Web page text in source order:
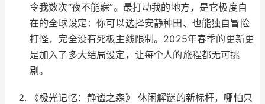
令我数次“夜不能寐”。最打动我的地方，是它极度自
在的全球设定：你可以选择安静种田、也能独自冒险
打怪，完全没有死板主线限制。2025年春季的更新更
是加入了多大结局设定，让每个人的旅程都无可挑
剔。
《极光记忆：静谧之森》 休闲解谜的新标杆，哪怕只